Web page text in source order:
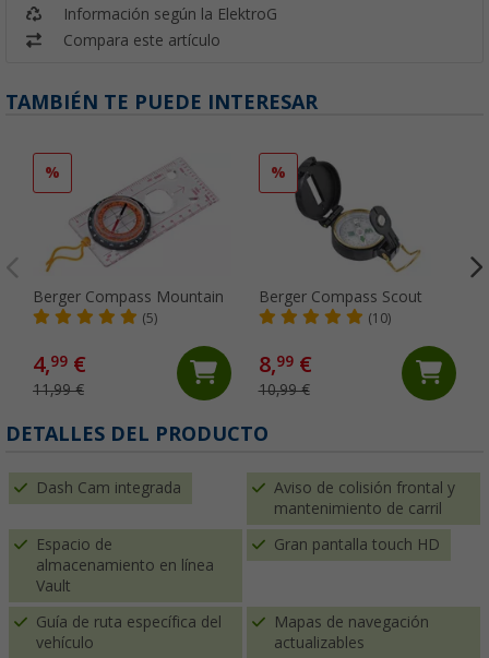
Información según la ElektroG
Compara este artículo
TAMBIÉN TE PUEDE INTERESAR
%
Berger Compass Mountain
(5)
4,99 €
11,99 €
%
Berger Compass Scout
(10)
8,99€
10,99 €
DETALLES DEL PRODUCTO
Dash Cam integrada
Aviso de colisión frontal y
mantenimiento de carril
Espacio de
almacenamiento en línea
Vault
Gran pantalla touch HD
Guía de ruta específica del
vehículo
Mapas de navegación
actualizables